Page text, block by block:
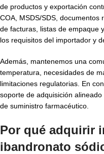
de productos y exportación
COA, MSDS/SDS, documentos
de facturas, listas de empaque
los requisitos del importador y
Además, mantenemos una
temperatura, necesidades de
limitaciones regulatorias. En
soporte de adquisición
de suministro farmacéutico.
Por qué adquirir
ibandronato